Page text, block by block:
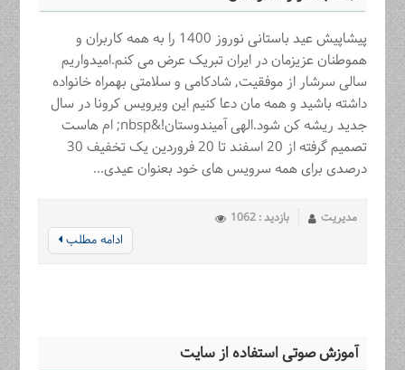
پیشاپیش عید باستانی نوروز 1400 را به همه کاربران و
هموطنان عزیزمان در ایران تبریک عرض می کنم.امیدواریم
سالی سرشار از موفقیت, شادکامی و سلامتی بهمراه خانواده
داشته باشید و همه مان دعا کنیم این ویرویس کرونا در سال
جدید ریشه کن شود.الهی آمیندوستان!&nbsp; ام هاست
تصمیم گرفته از 20 اسفند تا 20 فروردین یک تخفیف 30
درصدی برای همه سرویس های خود بعنوان عیدی...
مدیریت بازدید : 1062
ادامه مطلب
آموزش صوتی استفاده از سایت